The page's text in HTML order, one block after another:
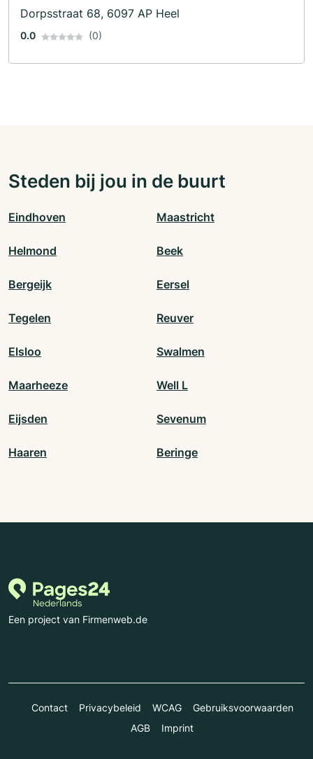
Dorpsstraat 68, 6097 AP Heel
0.0 (0)
Steden bij jou in de buurt
Eindhoven Maastricht
Helmond Beek
Bergeijk Eersel
Tegelen Reuver
Elsloo Swalmen
Maarheeze Well L
Eijsden Sevenum
Haaren Beringe
Een project van Firmenweb.de
Contact Privacybeleid WCAG
Gebruiksvoorwaarden
AGB
Imprint